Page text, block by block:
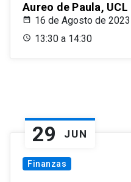
Aureo de Paula, UCL
16 de Agosto de 2023
13:30 a 14:30
29 JUN
Finanzas